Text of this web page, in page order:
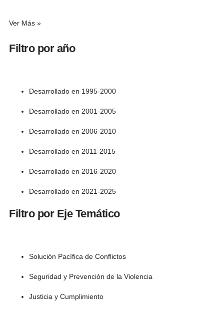
Ver Más »
Filtro por año
Desarrollado en 1995-2000
Desarrollado en 2001-2005
Desarrollado en 2006-2010
Desarrollado en 2011-2015
Desarrollado en 2016-2020
Desarrollado en 2021-2025
Filtro por Eje Temático
Solución Pacífica de Conflictos
Seguridad y Prevención de la Violencia
Justicia y Cumplimiento